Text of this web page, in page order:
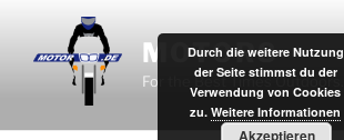
springen
MOTOR8
For the Best Times Outdoors.
Durch die weitere Nutzung
der Seite stimmst du der
Verwendung von Cookies
zu. Weitere Informationen
Akzeptieren